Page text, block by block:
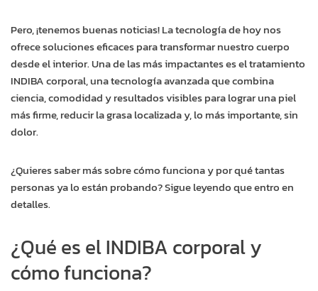
Pero, ¡tenemos buenas noticias! La tecnología de hoy nos
ofrece soluciones eficaces para transformar nuestro cuerpo
desde el interior. Una de las más impactantes es el tratamiento
INDIBA corporal, una tecnología avanzada que combina
ciencia, comodidad y resultados visibles para lograr una piel
más firme, reducir la grasa localizada y, lo más importante, sin
dolor.
¿Quieres saber más sobre cómo funciona y por qué tantas
personas ya lo están probando? Sigue leyendo que entro en
detalles.
¿Qué es el INDIBA corporal y
cómo funciona?